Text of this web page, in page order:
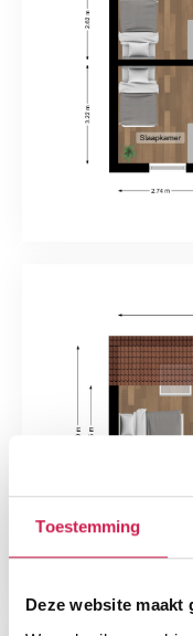
Toestemming
Deze website maakt